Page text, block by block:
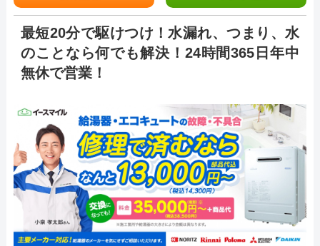
最短20分で駆けつけ！水漏れ、つまり、水
のことなら何でも解決！24時間365日年中
無休で営業！